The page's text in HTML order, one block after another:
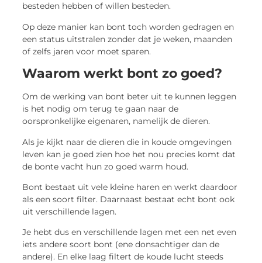
besteden hebben of willen besteden.
Op deze manier kan bont toch worden gedragen en
een status uitstralen zonder dat je weken, maanden
of zelfs jaren voor moet sparen.
Waarom werkt bont zo goed?
Om de werking van bont beter uit te kunnen leggen
is het nodig om terug te gaan naar de
oorspronkelijke eigenaren, namelijk de dieren.
Als je kijkt naar de dieren die in koude omgevingen
leven kan je goed zien hoe het nou precies komt dat
de bonte vacht hun zo goed warm houd.
Bont bestaat uit vele kleine haren en werkt daardoor
als een soort filter. Daarnaast bestaat echt bont ook
uit verschillende lagen.
Je hebt dus en verschillende lagen met een net even
iets andere soort bont (ene donsachtiger dan de
andere). En elke laag filtert de koude lucht steeds